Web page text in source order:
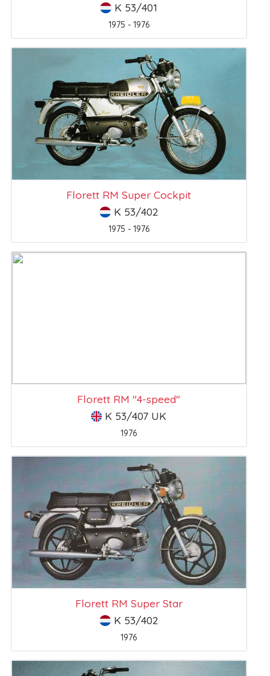
K 53/401
1975 - 1976
Florett RM Super Cockpit
K 53/402
1975 - 1976
Florett RM "4-speed"
K 53/407 UK
1976
Florett RM Super Star
K 53/402
1976